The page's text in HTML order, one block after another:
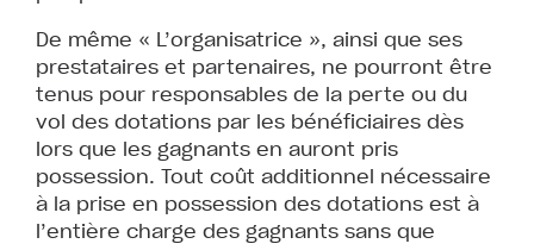
De même « L’organisatrice », ainsi que ses
prestataires et partenaires, ne pourront être
tenus pour responsables de la perte ou du
vol des dotations par les bénéficiaires dès
lors que les gagnants en auront pris
possession. Tout coût additionnel nécessaire
à la prise en possession des dotations est à
l’entière charge des gagnants sans que